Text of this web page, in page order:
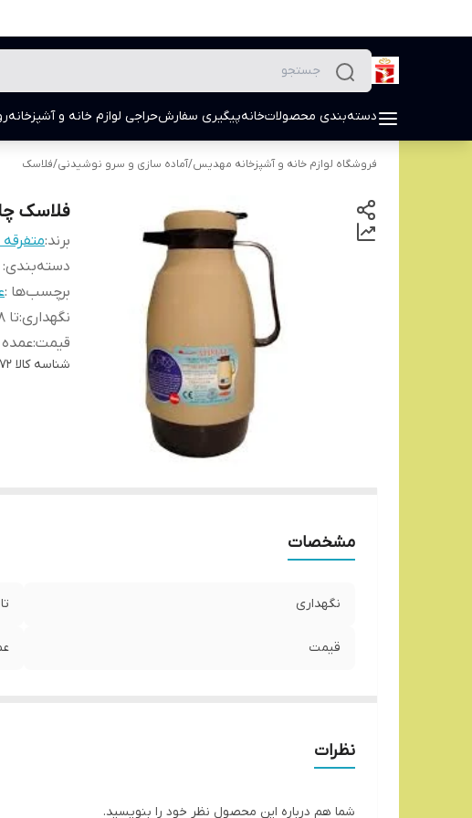
دسته‌بندی محصولاتخانهپیگیری سفارشحراجی لوازم خانه و آشپزخانه
فروشگاه لوازم خانه و آشپزخانه مهدیس/آماده سازی و سرو نوشیدنی/فلاسک
فلاسک چای 1
برند:متفرقه
دسته‌بندی:
برچسب‌ها :
نگهداری:تا 8 ساعت آب داغ
قیمت:عمده
شناسه کالا
مشخصات
نگهداری تا 8 ساعت آب داغ
قیمت
نظرات
شما هم درباره این محصول نظر خود را بنویسید.